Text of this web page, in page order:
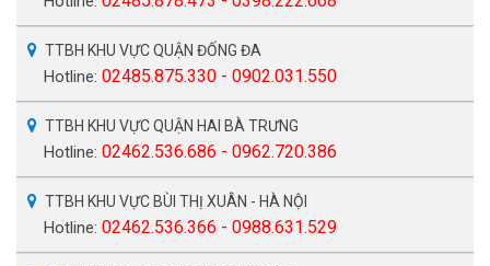
TTBH KHU VỰC QUẬN ĐỐNG ĐA
Hotline: 02485.875.330 - 0902.031.550
TTBH KHU VỰC QUẬN HAI BÀ TRƯNG
Hotline: 02462.536.686 - 0962.720.386
TTBH KHU VỰC BÙI THỊ XUÂN - HÀ NỘI
Hotline: 02462.536.366 - 0988.631.529